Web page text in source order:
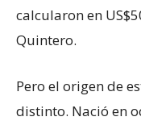
calcularon en
Quintero.
Pero el origen de
distinto. Nació en